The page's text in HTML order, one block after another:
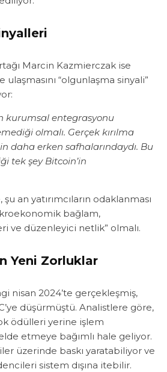
Marcin Kazmierczak ise
ulaşmasını “olgunlaşma sinyali”
kurumsal entegrasyonu
olmalı. Gerçek kırılma
daha erken safhalarındaydı. Bu
tek şey Bitcoin’in
an yatırımcıların odaklanması
bağlam,
ve düzenleyici netlik” olmalı.
Yeni Zorluklar
nisan 2024’te gerçekleşmiş,
düşürmüştü. Analistlere göre,
ödülleri yerine işlem
etmeye bağımlı hale geliyor.
üzerinde baskı yaratabiliyor ve
sistem dışına itebilir.